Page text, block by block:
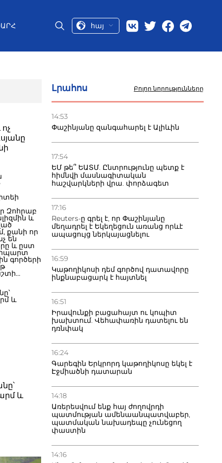
հայ
Զոհրաբ
և
քանի որ
են
և ըստ
հպարտ
գործերի
է և
չի էլ
ԵԱՀԿ
-
և
Լրահոս Բոլոր նորությունները
14:53
Փաշինյանը զանգահարել է Ալիևին
17:54
ԵՄ թե՞ ԵԱՏՄ. Ընտրությունը պետք է
հիմնվի մասնագիտական
հաշվարկների վրա. փորձագետ
17:16
Reuters-ը գրել է, որ Փաշինյանը
մեղադրել է Եկեղեցուն առանց որևէ
ապացույց ներկայացնելու
16:59
Կաթողիկոսի դեմ գործով դատավորը
ինքնաբացարկ է հայտնել
16:51
Իրավունքի բացահայտ ու կոպիտ
խախտում. Վեհափառին դատելու են
դռնփակ
16:24
Գարեգին Երկրորդ կաթողիկոսը եկել է
Էջմիածնի դատարան
14:18
Առերեսվում ենք հայ ժողովրդի
պատմության ամենաանպատվաբեր,
պատմական նախադեպը չունեցող
փաստին
14:16